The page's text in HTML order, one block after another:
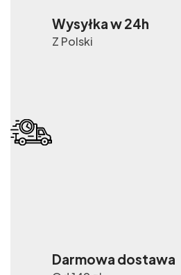
Wysyłka w 24h
Z Polski
Darmowa dostawa